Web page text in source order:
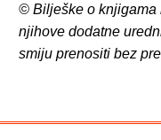
© Bilješke o knjigama
njihove dodatne
smiju prenositi bez